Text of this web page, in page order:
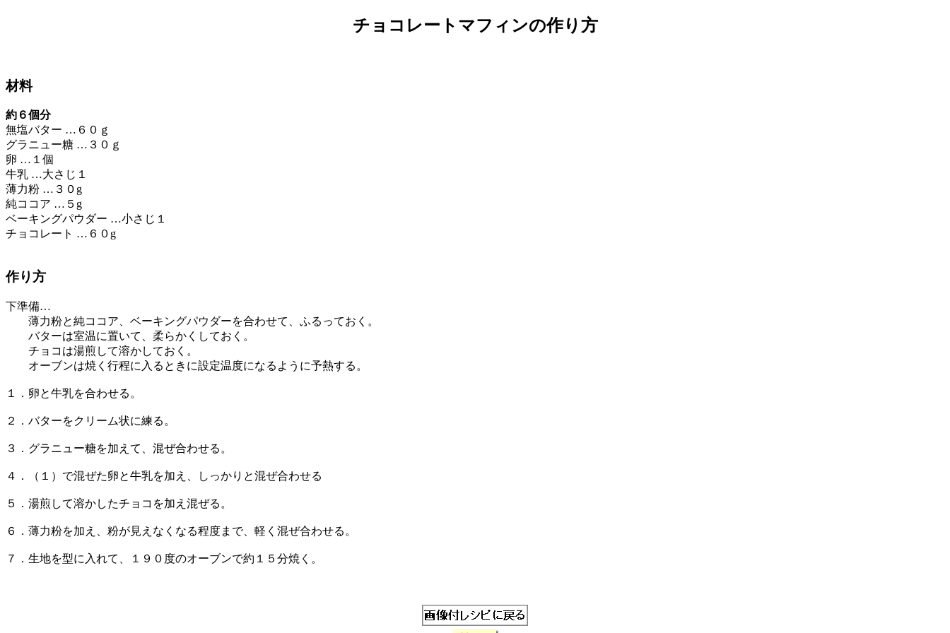
チョコレートマフィンの作り方
材料
約６個分
無塩バター …６０ｇ
グラニュー糖 …３０ｇ
卵 …１個
牛乳 …大さじ１
薄力粉 …３０g
純ココア …５g
ベーキングパウダー …小さじ１
チョコレート …６０g
作り方
下準備…
薄力粉と純ココア、ベーキングパウダーを合わせて、ふるっておく。
バターは室温に置いて、柔らかくしておく。
チョコは湯煎して溶かしておく。
オーブンは焼く行程に入るときに設定温度になるように予熱する。
１．卵と牛乳を合わせる。
２．バターをクリーム状に練る。
３．グラニュー糖を加えて、混ぜ合わせる。
４．（１）で混ぜた卵と牛乳を加え、しっかりと混ぜ合わせる
５．湯煎して溶かしたチョコを加え混ぜる。
６．薄力粉を加え、粉が見えなくなる程度まで、軽く混ぜ合わせる。
７．生地を型に入れて、１９０度のオーブンで約１５分焼く。